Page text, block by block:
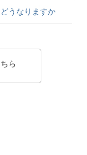
うなりますか
ら